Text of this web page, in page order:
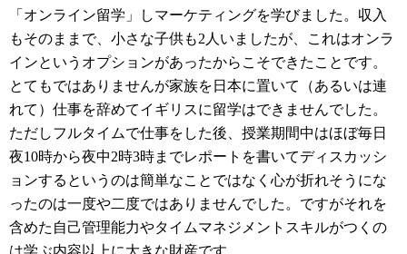
「オンライン留学」しマーケティングを学びました。収入
もそのままで、小さな子供も2人いましたが、これはオンラ
インというオプションがあったからこそできたことです。
とてもではありませんが家族を日本に置いて（あるいは連
れて）仕事を辞めてイギリスに留学はできませんでした。
ただしフルタイムで仕事をした後、授業期間中はほぼ毎日
夜10時から夜中2時3時までレポートを書いてディスカッシ
ョンするというのは簡単なことではなく心が折れそうにな
ったのは一度や二度ではありませんでした。ですがそれを
含めた自己管理能力やタイムマネジメントスキルがつくの
は学ぶ内容以上に大きな財産です。